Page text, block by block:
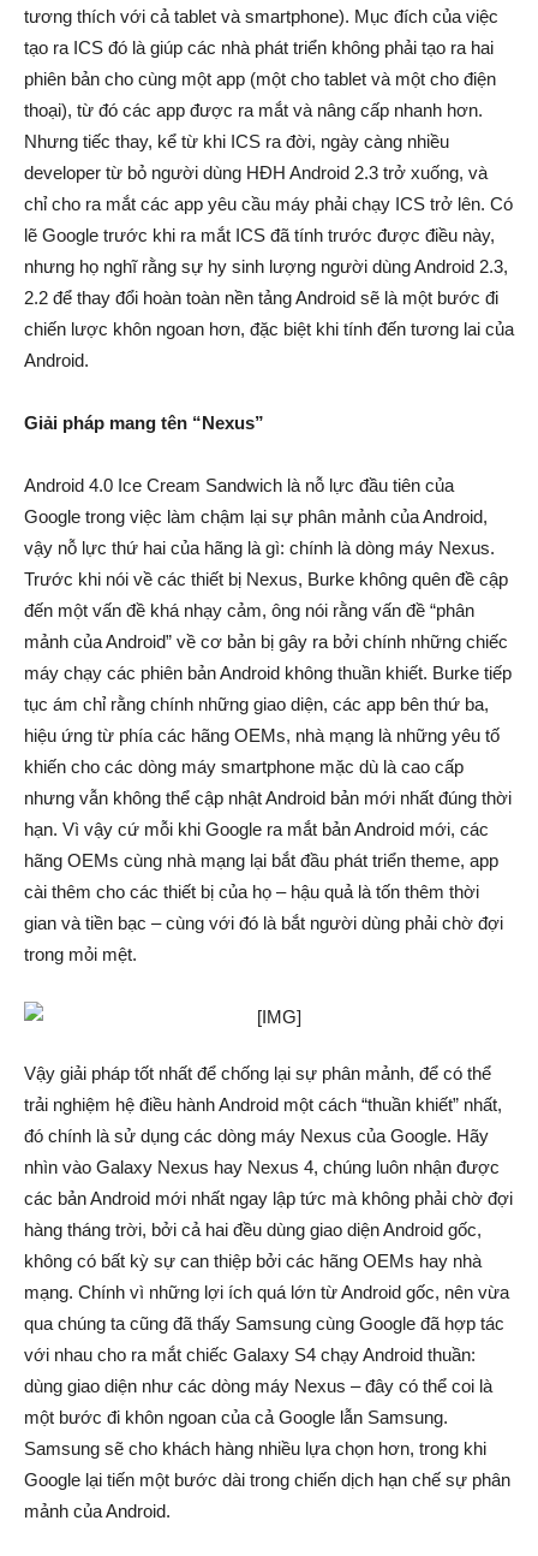
tương thích với cả tablet và smartphone). Mục đích của việc
tạo ra ICS đó là giúp các nhà phát triển không phải tạo ra hai
phiên bản cho cùng một app (một cho tablet và một cho điện
thoại), từ đó các app được ra mắt và nâng cấp nhanh hơn.
Nhưng tiếc thay, kể từ khi ICS ra đời, ngày càng nhiều
developer từ bỏ người dùng HĐH Android 2.3 trở xuống, và
chỉ cho ra mắt các app yêu cầu máy phải chạy ICS trở lên. Có
lẽ Google trước khi ra mắt ICS đã tính trước được điều này,
nhưng họ nghĩ rằng sự hy sinh lượng người dùng Android 2.3,
2.2 để thay đổi hoàn toàn nền tảng Android sẽ là một bước đi
chiến lược khôn ngoan hơn, đặc biệt khi tính đến tương lai của
Android.
Giải pháp mang tên “Nexus”
Android 4.0 Ice Cream Sandwich là nỗ lực đầu tiên của
Google trong việc làm chậm lại sự phân mảnh của Android,
vậy nỗ lực thứ hai của hãng là gì: chính là dòng máy Nexus.
Trước khi nói về các thiết bị Nexus, Burke không quên đề cập
đến một vấn đề khá nhạy cảm, ông nói rằng vấn đề “phân
mảnh của Android” về cơ bản bị gây ra bởi chính những chiếc
máy chạy các phiên bản Android không thuần khiết. Burke tiếp
tục ám chỉ rằng chính những giao diện, các app bên thứ ba,
hiệu ứng từ phía các hãng OEMs, nhà mạng là những yêu tố
khiến cho các dòng máy smartphone mặc dù là cao cấp
nhưng vẫn không thể cập nhật Android bản mới nhất đúng thời
hạn. Vì vậy cứ mỗi khi Google ra mắt bản Android mới, các
hãng OEMs cùng nhà mạng lại bắt đầu phát triển theme, app
cài thêm cho các thiết bị của họ – hậu quả là tốn thêm thời
gian và tiền bạc – cùng với đó là bắt người dùng phải chờ đợi
trong mỏi mệt.
Vậy giải pháp tốt nhất để chống lại sự phân mảnh, để có thể
trải nghiệm hệ điều hành Android một cách “thuần khiết” nhất,
đó chính là sử dụng các dòng máy Nexus của Google. Hãy
nhìn vào Galaxy Nexus hay Nexus 4, chúng luôn nhận được
các bản Android mới nhất ngay lập tức mà không phải chờ đợi
hàng tháng trời, bởi cả hai đều dùng giao diện Android gốc,
không có bất kỳ sự can thiệp bởi các hãng OEMs hay nhà
mạng. Chính vì những lợi ích quá lớn từ Android gốc, nên vừa
qua chúng ta cũng đã thấy Samsung cùng Google đã hợp tác
với nhau cho ra mắt chiếc Galaxy S4 chạy Android thuần:
dùng giao diện như các dòng máy Nexus – đây có thể coi là
một bước đi khôn ngoan của cả Google lẫn Samsung.
Samsung sẽ cho khách hàng nhiều lựa chọn hơn, trong khi
Google lại tiến một bước dài trong chiến dịch hạn chế sự phân
mảnh của Android.